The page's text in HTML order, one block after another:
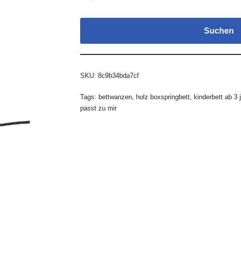
Suchen
SKU: 8c9b34bda7cf
Tags: bettwanzen, holz boxspringbett, kinderbett ab 3
passt zu mir